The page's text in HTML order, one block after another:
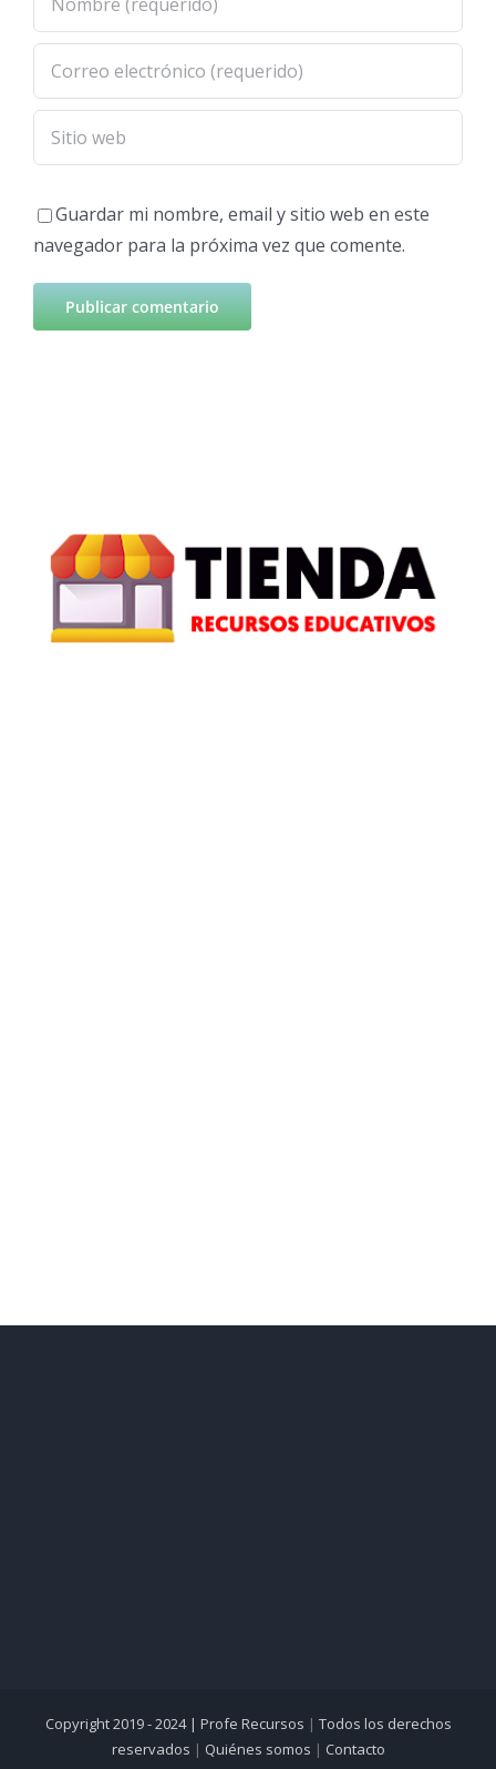
Guardar mi nombre, email y sitio web en este
navegador para la próxima vez que comente.
Copyright 2019 - 2024 | Profe Recursos | Todos los derechos
reservados | Quiénes somos | Contacto